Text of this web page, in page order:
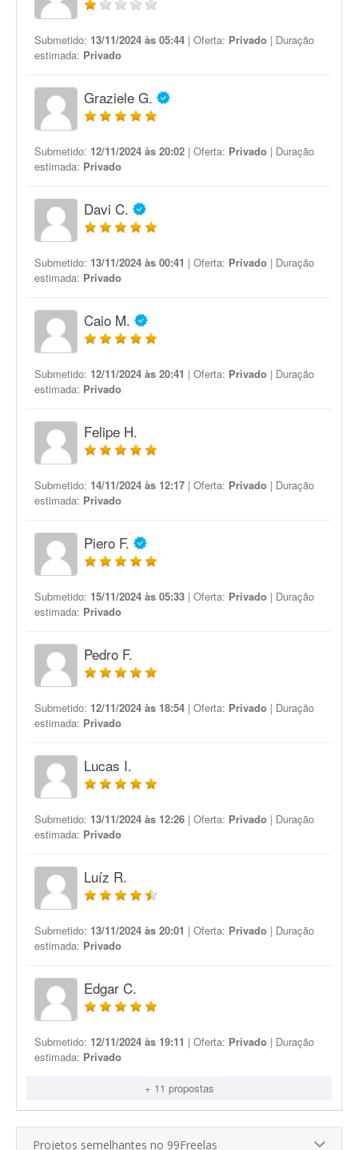
Submetido: 13/11/2024 às 05:44 | Oferta: Privado | Duração
estimada: Privado
Graziele G.
Submetido: 12/11/2024 às 20:02 | Oferta: Privado | Duração
estimada: Privado
Davi C.
Submetido: 13/11/2024 às 00:41 | Oferta: Privado | Duração
estimada: Privado
Caio M.
Submetido: 12/11/2024 às 20:41 | Oferta: Privado | Duração
estimada: Privado
Felipe H.
Submetido: 14/11/2024 às 12:17 | Oferta: Privado | Duração
estimada: Privado
Piero F.
Submetido: 15/11/2024 às 05:33 | Oferta: Privado | Duração
estimada: Privado
Pedro F.
Submetido: 12/11/2024 às 18:54 | Oferta: Privado | Duração
estimada: Privado
Lucas I.
Submetido: 13/11/2024 às 12:26 | Oferta: Privado | Duração
estimada: Privado
Luíz R.
Submetido: 13/11/2024 às 20:01 | Oferta: Privado | Duração
estimada: Privado
Edgar C.
Submetido: 12/11/2024 às 19:11 | Oferta: Privado | Duração
estimada: Privado
+ 11 propostas
Projetos semelhantes no 99Freelas